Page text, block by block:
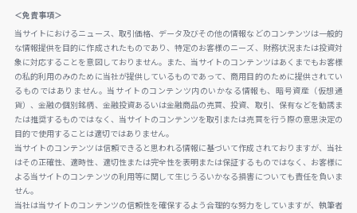
＜免責事項＞
当サイトにおけるニュース、取引価格、データ及びその他の情報などのコンテンツは一般的
な情報提供を目的に作成されたものであり、特定のお客様のニーズ、財務状況または投資対
象に対応することを意図しておりません。また、当サイトのコンテンツはあくまでもお客様
の私的利用のみのために当社が提供しているものであって、商用目的のために提供されてい
るものではありません。当サイトのコンテンツ内のいかなる情報も、暗号資産（仮想通
貨）、金融の個別銘柄、金融投資あるいは金融商品の売買、投資、取引、保有などを勧誘ま
たは推奨するものではなく、当サイトのコンテンツを取引または売買を行う際の意思決定の
目的で使用することは適切ではありません。
当サイトのコンテンツは信頼できると思われる情報に基づいて作成されておりますが、当社
はその正確性、適時性、適切性または完全性を表明または保証するものではなく、お客様に
よる当サイトのコンテンツの利用等に関して生じうるいかなる損害についても責任を負いま
せん。
当社は当サイトのコンテンツの信頼性を確保するよう合理的な努力をしていますが、執筆者